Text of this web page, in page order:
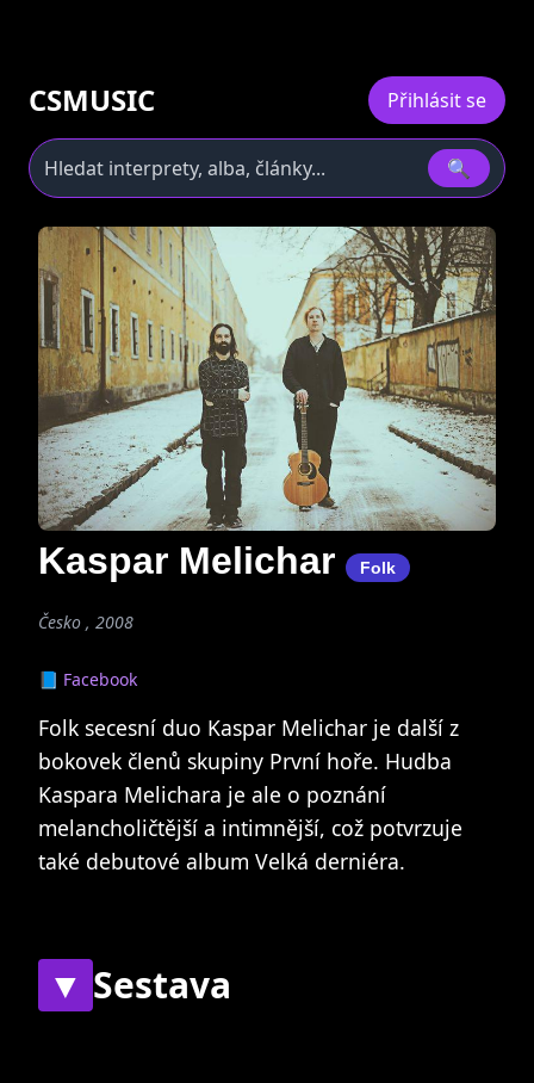
CSMUSIC Přihlásit se
🔍
Kaspar Melichar Folk
Česko , 2008
📘 Facebook
Folk secesní duo Kaspar Melichar je další z
bokovek členů skupiny První hoře. Hudba
Kaspara Melichara je ale o poznání
melancholičtější a intimnější, což potvrzuje
také debutové album Velká derniéra.
▼ Sestava